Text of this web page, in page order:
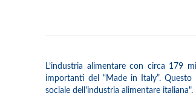
L’industria alimentare con circa 179
importanti del “Made in Italy”.
sociale dell'industria alimentare italiana".